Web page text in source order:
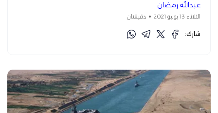
عبدالله رمضان
الثلاثاء 13 يوليو 2021 دقيقتان
شارك: